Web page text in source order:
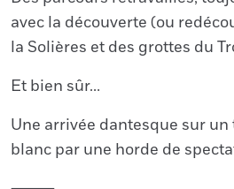
avec la découverte (ou
la Solières et des grottes du
Et bien sûr…
Une arrivée dantesque sur
blanc par une horde de